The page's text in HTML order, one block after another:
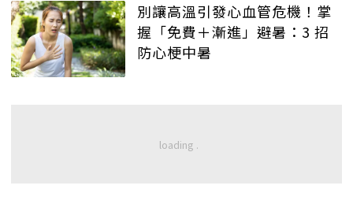
別讓高溫引發心血管危機！掌
握「免費＋漸進」避暑：3 招
防心梗中暑